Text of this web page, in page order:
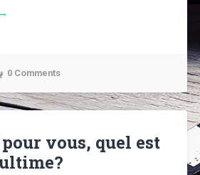
0 Comments
vous, quel est